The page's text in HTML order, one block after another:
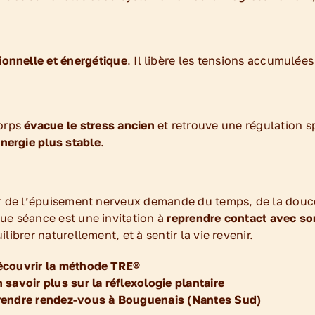
et énergétique. Il libère les tensions
évacue le stress ancien et retrouve une régulation
plus stable.
de l’épuisement nerveux demande du temps, de la
séance est une invitation àreprendre contact avec
naturellement, et à sentir la vie revenir.
la méthode TRE®
savoir plus sur la réflexologie plantaire
rendez-vous à Bouguenais (Nantes Sud)